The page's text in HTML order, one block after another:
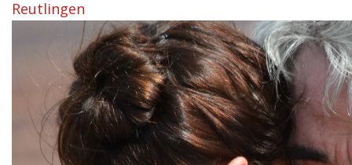
Reutlingen